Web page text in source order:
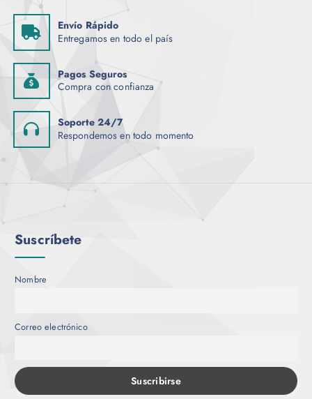
Envío Rápido
Entregamos en todo el país
Pagos Seguros
Compra con confianza
Soporte 24/7
Respondemos en todo momento
Suscríbete
Nombre
Correo electrónico